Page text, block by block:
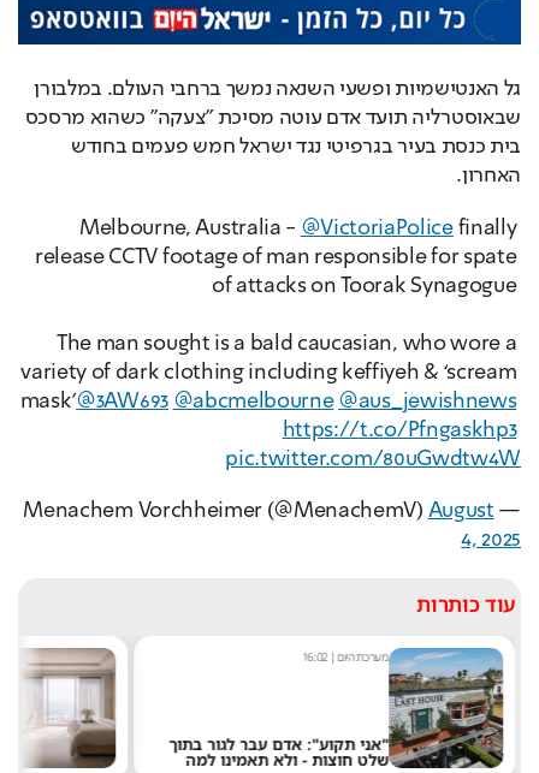
גל האנטישמיות ופשעי השנאה נמשך ברחבי העולם. במלבורן
האחרון.
Melbourne, Australia - @VictoriaPolice finally
release CCTV footage of man responsible for spate
of attacks on Toorak Synagogue
The man sought is a bald caucasian, who wore a
variety of dark clothing including keffiyeh & ‘scream
mask’@3AW693 @abcmelbourne @aus_jewishnews
https://t.co/Pfngaskhp3
pic.twitter.com/80uGwdtw4W
— Menachem Vorchheimer (@MenachemV)
August
4, 2025
עוד כותרות
מערכת היום|
16:02
"אני תקוע": אדם עבר לגור בתוך
שלט חוצות - ולא תאמינו למה